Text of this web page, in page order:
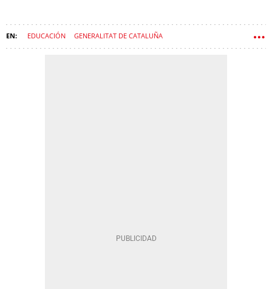
EDUCACIÓN GENERALITAT DE CATALUÑA